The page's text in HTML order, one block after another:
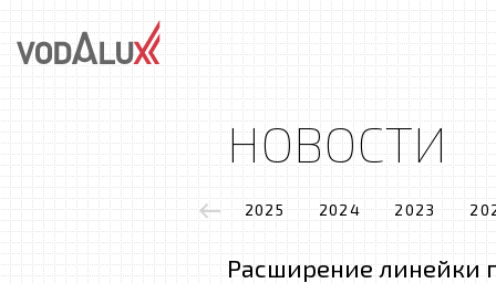
НОВОСТИ
2025 2024 2023
Расширение линейки